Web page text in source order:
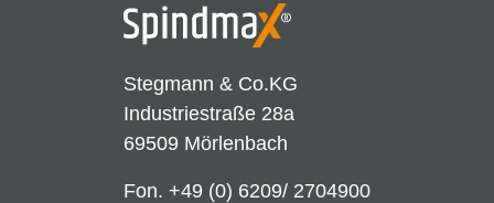
Stegmann & Co.KG
Industriestraße 28a
69509 Mörlenbach
Fon. +49 (0) 6209/ 2704900